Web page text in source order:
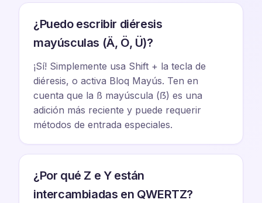
¿Puedo escribir diéresis
mayúsculas (Ä, Ö, Ü)?
¡Sí! Simplemente usa Shift + la tecla de
diéresis, o activa Bloq Mayús. Ten en
cuenta que la ß mayúscula (ẞ) es una
adición más reciente y puede requerir
métodos de entrada especiales.
¿Por qué Z e Y están
intercambiadas en QWERTZ?